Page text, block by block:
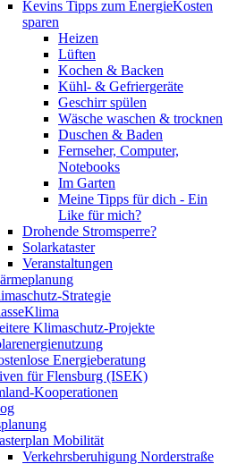
Kevins Tipps zum EnergieKosten
sparen
Heizen
Lüften
Kochen & Backen
Kühl- & Gefriergeräte
Geschirr spülen
Wäsche waschen & trocknen
Duschen & Baden
Fernseher, Computer,
Notebooks
Im Garten
Meine Tipps für dich - Ein
Like für mich?
Drohende Stromsperre?
Solarkataster
Veranstaltungen
Strategie
Klimaschutz-Projekte
Energieberatung
für Flensburg (ISEK)
Kooperationen
Mobilität
Verkehrsberuhigung Norderstraße